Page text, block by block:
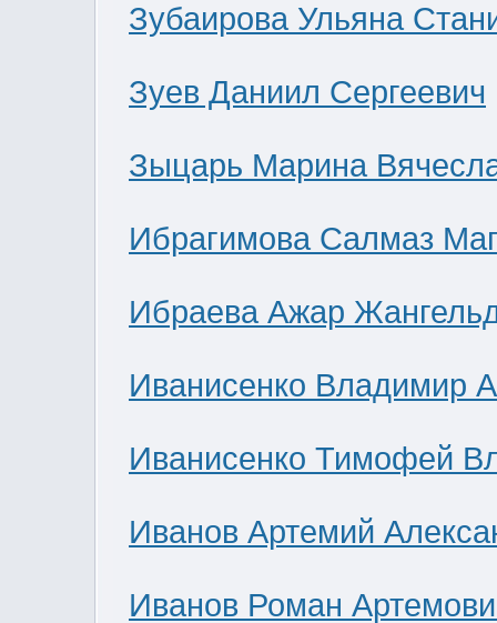
Зубаирова Ульяна
Зуев Даниил Сергеевич
Зыцарь Марина
Ибрагимова Салмаз
Ибраева Ажар
Иванисенко Владимир
Иванисенко Тимофей
Иванов Артемий
Иванов Роман